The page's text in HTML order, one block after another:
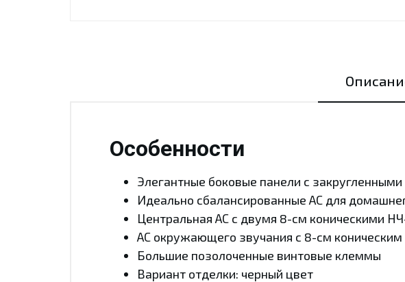
Особенности
Элегантные боковые панели с
Идеально сбалансированные АС для
Центральная АС с двумя 8-см коническими
АС окружающего звучания с 8-см
Большие позолоченные винтовые клеммы
Вариант отделки: черный цвет